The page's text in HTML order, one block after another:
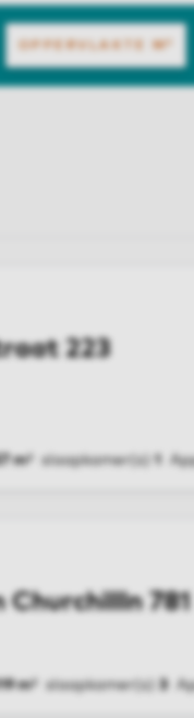
OPPERVLAKTE M²
223
m² slaapkamer(s) 1
781
m² slaapkamer(s) 3